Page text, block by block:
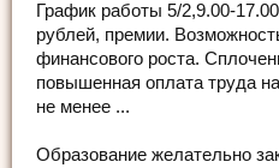
График работы 5/2,9.00-
рублей, премии.
финансового роста.
повышенная оплата труда
не менее ...
Образование желательно